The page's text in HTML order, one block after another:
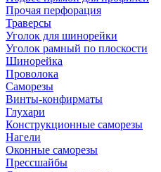
Прочая перфорация
Траверсы
Уголок для шинорейки
Уголок рамный по плоскости
Шинорейка
Проволока
Саморезы
Винты-конфирматы
Глухари
Конструкционные саморезы
Нагели
Оконные саморезы
Прессшайбы